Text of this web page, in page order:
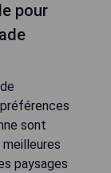
pour
sont
paysages